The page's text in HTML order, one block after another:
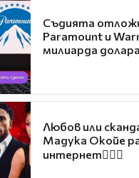
Съдията
Paramount и
милиарда
Любов или
Мадука Окойе
интернет❤️‍🔥🔥